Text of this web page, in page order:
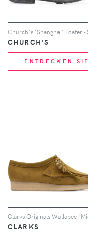
CHURCH'S
ENTDECKEN SIE
CLARKS